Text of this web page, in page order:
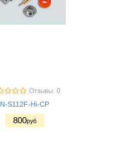
Отзывы: 0
N-S112F-Hi-CP
800руб